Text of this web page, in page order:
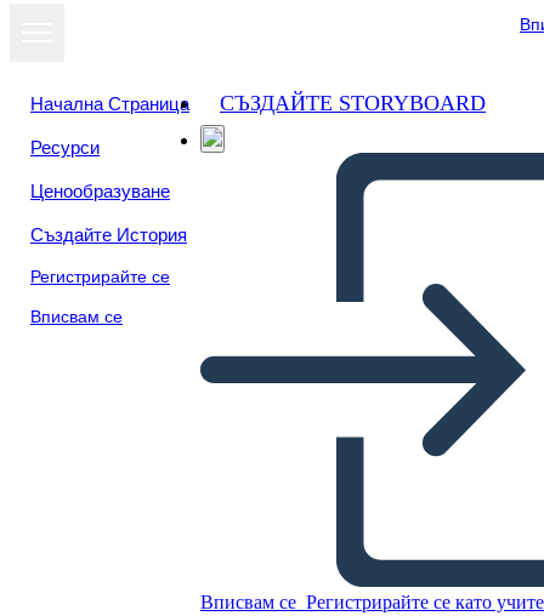
Начална Страница
Ресурси
Ценообразуване
Създайте История
Регистрирайте се
Вписвам се
СЪЗДАЙТЕ STORYBOARD
Вписвам се Регистрирайте се като
Пейзаж Цвят 3
Преглед като
слайдшоу